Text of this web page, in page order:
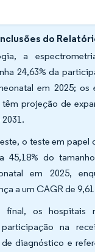
do
a
24,63% da
em 2025; os
projeção de
2031.
o teste em papel
45,18% do
em 2025,
a um CAGR de
final, os hospitais
na
diagnóstico e